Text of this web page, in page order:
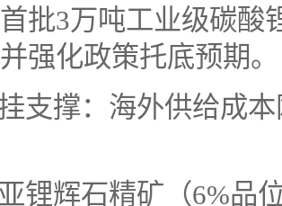
批3万吨工业级碳酸
强化政策托底预期。
支撑：海外供给成
锂辉石精矿（6%品